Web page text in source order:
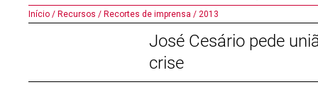
Início / Recursos / Recortes de imprensa / 2013
José Cesário pede
crise